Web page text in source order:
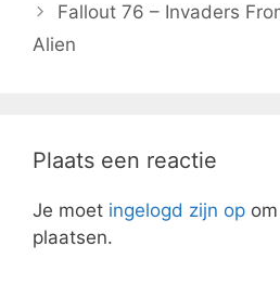
Fallout 76 – Invaders
Alien
Plaats een reactie
Je moet ingelogd zijn op
plaatsen.